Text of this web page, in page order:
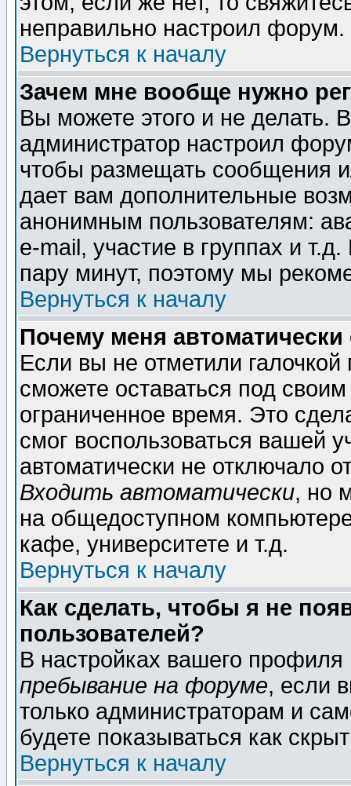
неправильно настроил форум.
Вернуться к началу
Зачем мне вообще нужно
Вы можете этого и не делать.
администратор настроил
чтобы размещать сообщения
дает вам дополнительные
анонимным пользователям:
e-mail, участие в группах и
пару минут, поэтому мы
Вернуться к началу
Почему меня автоматически
Если вы не отметили галочкой
сможете оставаться под
ограниченное время. Это
смог воспользоваться вашей
автоматически не отключало
Входить автоматически, но
на общедоступном
кафе, университете и т.д.
Вернуться к началу
Как сделать, чтобы я не
пользователей?
В настройках вашего
пребывание на форуме, если
только администраторам и
будете показываться как
Вернуться к началу